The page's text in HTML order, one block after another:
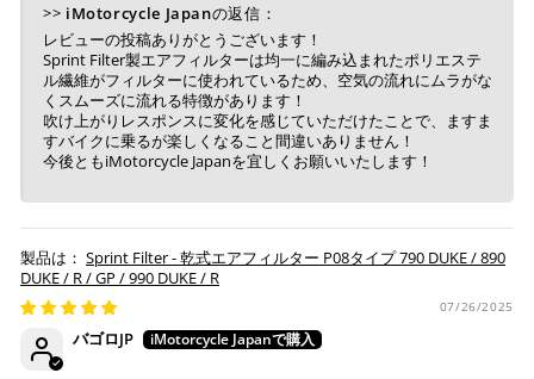
>> iMotorcycle Japanの返信：
レビューの投稿ありがとうございます！
Sprint Filter製エアフィルターは均一に編み込まれたポリエステ
ル繊維がフィルターに使われているため、空気の流れにムラがな
くスムーズに流れる特徴があります！
吹け上がりレスポンスに変化を感じていただけたことで、ますま
すバイクに乗るが楽しくなること間違いありません！
今後ともiMotorcycle Japanを宜しくお願いいたします！
Sprint Filter - 乾式エアフィルター P08タイプ 790 DUKE / 890
DUKE / R / GP / 990 DUKE / R
07/26/2025
バゴロJP